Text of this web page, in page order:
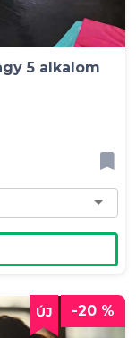
5 alkalom
-20 %